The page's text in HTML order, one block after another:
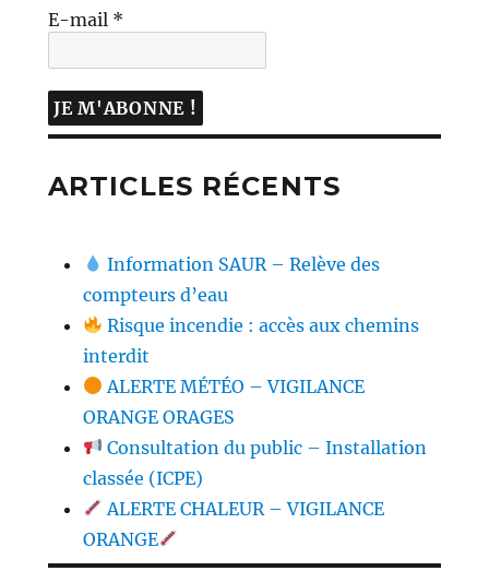
E-mail *
ARTICLES RÉCENTS
Information SAUR – Relève des
compteurs d’eau
Risque incendie : accès aux chemins
interdit
ALERTE MÉTÉO – VIGILANCE
ORANGE ORAGES
Consultation du public – Installation
classée (ICPE)
ALERTE CHALEUR – VIGILANCE
ORANGE